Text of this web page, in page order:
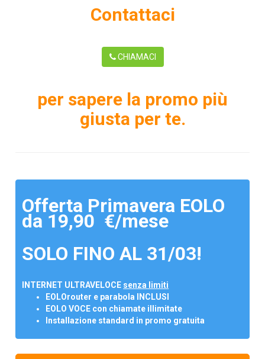
Contattaci
CHIAMACI
per sapere la promo più
giusta per te.
Offerta Primavera EOLO
da 19,90 €/mese
SOLO FINO AL 31/03!
INTERNET ULTRAVELOCE senza limiti
EOLOrouter e parabola INCLUSI
EOLO VOCE con chiamate illimitate
Installazione standard in promo gratuita